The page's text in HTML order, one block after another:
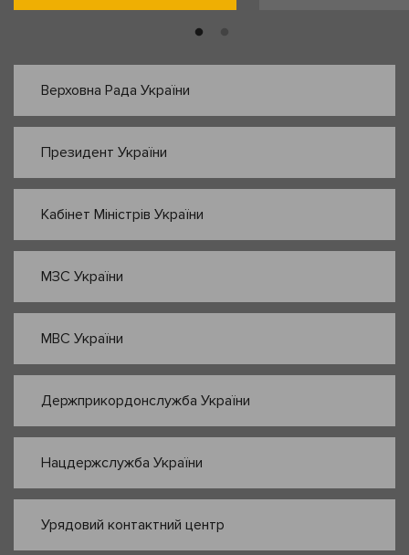
Верховна Рада України
Президент України
Кабінет Міністрів України
МЗС України
МВС України
Держприкордонслужба України
Нацдержслужба України
Урядовий контактний центр